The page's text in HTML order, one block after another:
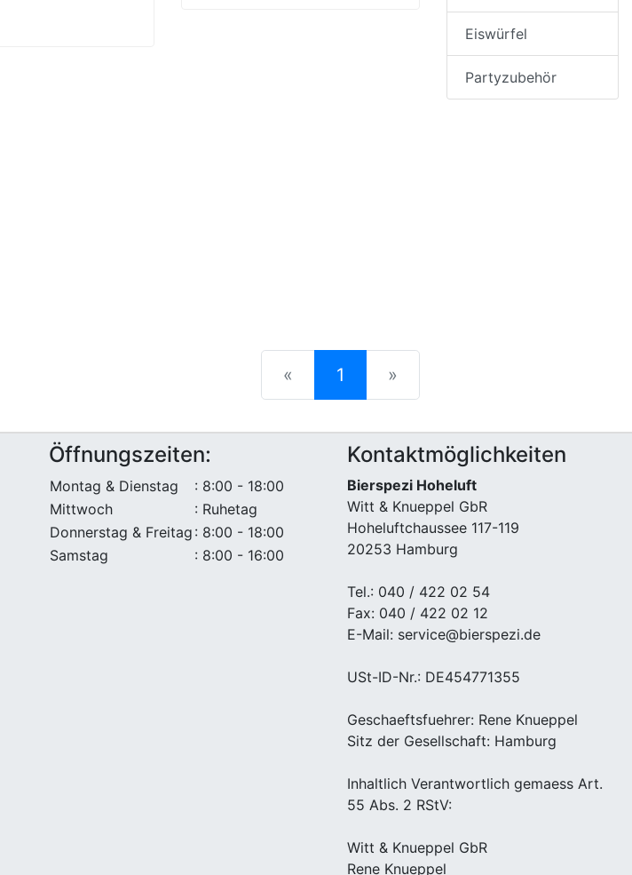
« 1 (current)
»
Eiswürfel
Partyzubehör
Öffnungszeiten:
Montag & Dienstag
: 8:00 - 18:00
Mittwoch
: Ruhetag
Donnerstag & Freitag : 8:00 - 18:00
Samstag
: 8:00 - 16:00
Kontaktmöglichkeiten
Bierspezi Hoheluft
Witt & Knueppel GbR
Hoheluftchaussee 117-119
20253 Hamburg
Tel.: 040 / 422 02 54
Fax: 040 / 422 02 12
E-Mail: service@bierspezi.de
USt-ID-Nr.: DE454771355
Geschaeftsfuehrer: Rene Knueppel
Sitz der Gesellschaft: Hamburg
Inhaltlich Verantwortlich gemaess Art.
55 Abs. 2 RStV:
Witt & Knueppel GbR
Rene Knueppel